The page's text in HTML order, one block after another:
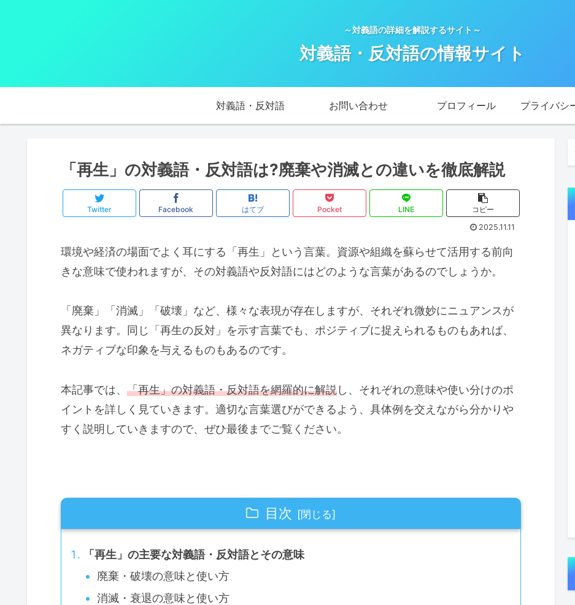
～対義語の詳細を解説するサイト～
対義語・反対語の情報サイト
対義語・反対語 お問い合わせ プロフィール
「再生」の対義語・反対語は?廃棄や消滅との違いを徹底解説
Twitter Facebook はてブ Pocket LINE
コピー
2025.11.11
環境や経済の場面でよく耳にする「再生」という言葉。資源や組織を蘇らせて活用する前向
きな意味で使われますが、その対義語や反対語にはどのような言葉があるのでしょうか。
「廃棄」「消滅」「破壊」など、様々な表現が存在しますが、それぞれ微妙にニュアンスが
異なります。同じ「再生の反対」を示す言葉でも、ポジティブに捉えられるものもあれば、
ネガティブな印象を与えるものもあるのです。
本記事では、 「再生」の対義語・反対語を網羅的に解説し、それぞれの意味や使い分けのポ
イントを詳しく見ていきます。適切な言葉選びができるよう、具体例を交えながら分かりや
すく説明していきますので、ぜひ最後までご覧ください。
目次
「再生」の主要な対義語・反対語とその意味
廃棄・破壊の意味と使い方
消滅・衰退の意味と使い方